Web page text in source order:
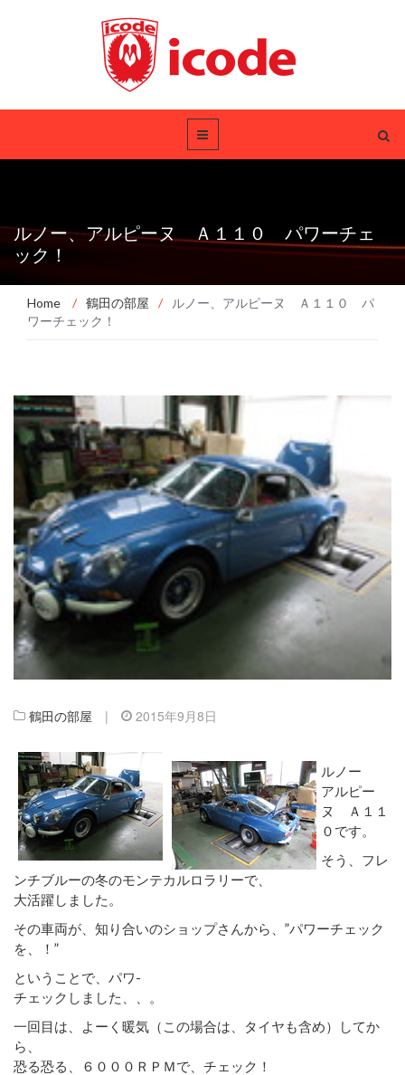
ルノー、アルピーヌ Ａ１１０ パワーチェ
ック！
Home / 鶴田の部屋 /
ルノー、アルピーヌ Ａ１１０ パ
ワーチェック！
鶴田の部屋 | 2015年9月8日
ルノー
アルピー
ヌ Ａ１１
０です。
そう、フレ
ンチブルーの冬のモンテカルロラリーで、
大活躍しました。
その車両が、知り合いのショップさんから、”パワーチェック
を、！”
ということで、パワ-
チェックしました、、。
一回目は、よーく暖気（この場合は、タイヤも含め）してか
ら、
恐る恐る、６０００ＲＰＭで、チェック！